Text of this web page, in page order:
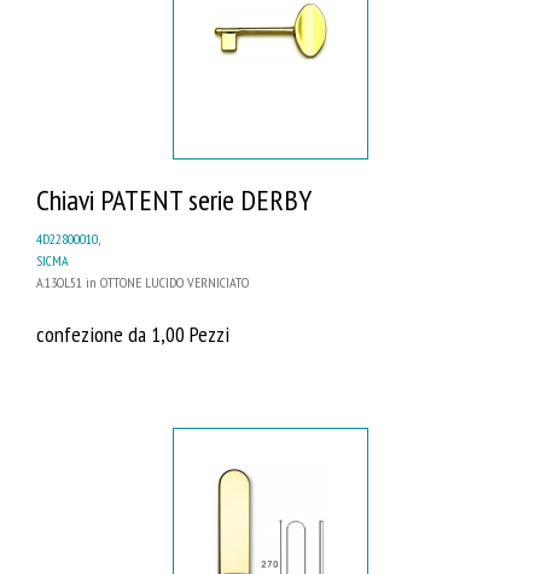
Chiavi PATENT serie DERBY
4D22800010
SICMA
A.13OL51 in OTTONE LUCIDO VERNICIATO
confezione da 1,00 Pezzi